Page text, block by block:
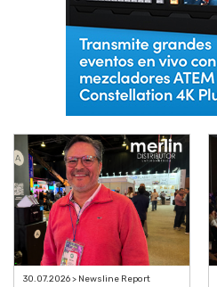
30.07.2026 > Newsline Report